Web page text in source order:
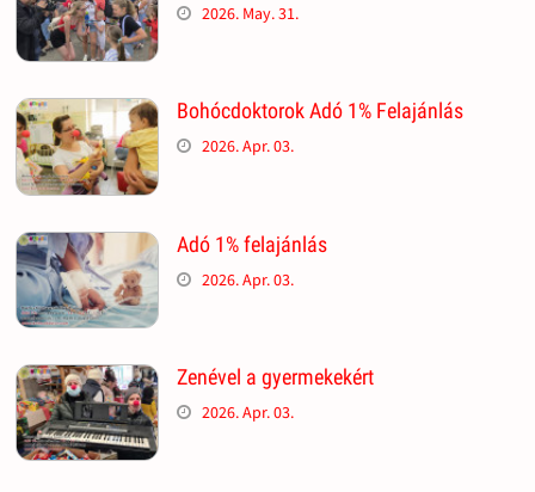
2026. May. 31.
Bohócdoktorok Adó 1% Felajánlás
2026. Apr. 03.
Adó 1% felajánlás
2026. Apr. 03.
Zenével a gyermekekért
2026. Apr. 03.